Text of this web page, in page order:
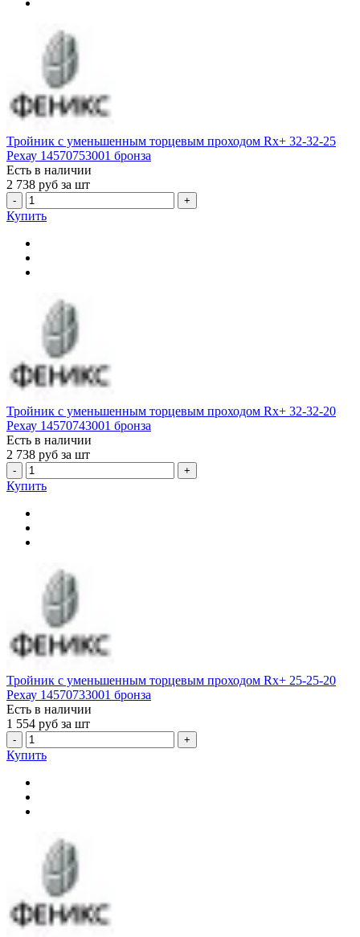
Тройник с уменьшенным торцевым проходом Rx+ 32-32-25
Рехау 14570753001 бронза
Есть в наличии
2 738 руб за шт
- +
Купить
Тройник с уменьшенным торцевым проходом Rx+ 32-32-20
Рехау 14570743001 бронза
Есть в наличии
2 738 руб за шт
- +
Купить
Тройник с уменьшенным торцевым проходом Rx+ 25-25-20
Рехау 14570733001 бронза
Есть в наличии
1 554 руб за шт
- +
Купить